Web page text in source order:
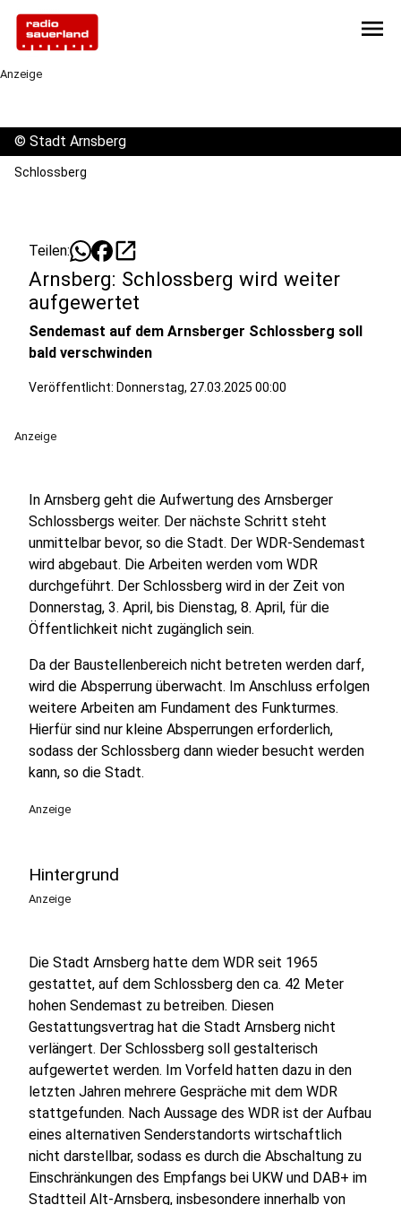
menu
Anzeige
© Stadt Arnsberg
Schlossberg
Teilen: open_in_new
Arnsberg: Schlossberg wird weiter
aufgewertet
Sendemast auf dem Arnsberger Schlossberg soll
bald verschwinden
Veröffentlicht: Donnerstag, 27.03.2025 00:00
Anzeige
In Arnsberg geht die Aufwertung des Arnsberger
Schlossbergs weiter. Der nächste Schritt steht
unmittelbar bevor, so die Stadt. Der WDR-Sendemast
wird abgebaut. Die Arbeiten werden vom WDR
durchgeführt. Der Schlossberg wird in der Zeit von
Donnerstag, 3. April, bis Dienstag, 8. April, für die
Öffentlichkeit nicht zugänglich sein.
Da der Baustellenbereich nicht betreten werden darf,
wird die Absperrung überwacht. Im Anschluss erfolgen
weitere Arbeiten am Fundament des Funkturmes.
Hierfür sind nur kleine Absperrungen erforderlich,
sodass der Schlossberg dann wieder besucht werden
kann, so die Stadt.
Anzeige
Hintergrund
Anzeige
Die Stadt Arnsberg hatte dem WDR seit 1965
gestattet, auf dem Schlossberg den ca. 42 Meter
hohen Sendemast zu betreiben. Diesen
Gestattungsvertrag hat die Stadt Arnsberg nicht
verlängert. Der Schlossberg soll gestalterisch
aufgewertet werden. Im Vorfeld hatten dazu in den
letzten Jahren mehrere Gespräche mit dem WDR
stattgefunden. Nach Aussage des WDR ist der Aufbau
eines alternativen Senderstandorts wirtschaftlich
nicht darstellbar, sodass es durch die Abschaltung zu
Einschränkungen des Empfangs bei UKW und DAB+ im
Stadtteil Alt-Arnsberg, insbesondere innerhalb von